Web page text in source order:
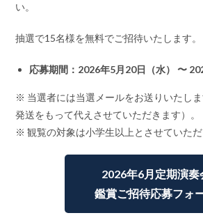
い。
抽選で15名様を無料でご招待いたします。
応募期間：2026年5月20日（水） 〜
※ 当選者には当選メールをお送りいたし
発送をもって代えさせていただきます）。
※ 観覧の対象は小学生以上とさせていただ
2026年6月定期演奏
鑑賞ご招待応募フォ